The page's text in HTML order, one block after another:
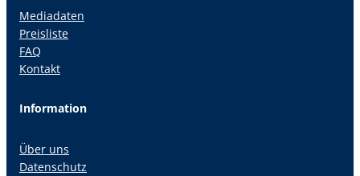
Mediadaten
Preisliste
FAQ
Kontakt
Information
Über uns
Datenschutz